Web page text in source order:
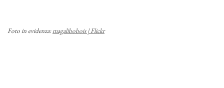
Foto in evidenza:magalibobois | Flickr